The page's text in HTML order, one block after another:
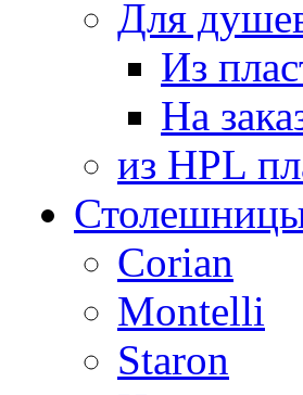
Для
Из
На
из HPL
Столешницы
Corian
Montelli
Staron